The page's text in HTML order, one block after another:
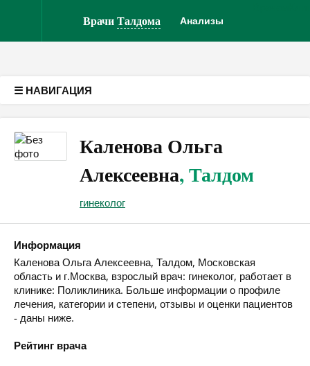
ВрачиТалдома Анализы
☰ НАВИГАЦИЯ
Каленова Ольга
Алексеевна, Талдом
гинеколог
Информация
Каленова Ольга Алексеевна, Талдом, Московская
область и г.Москва, взрослый врач: гинеколог, работает в
клинике: Поликлиника. Больше информации о профиле
лечения, категории и степени, отзывы и оценки пациентов
- даны ниже.
Рейтинг врача